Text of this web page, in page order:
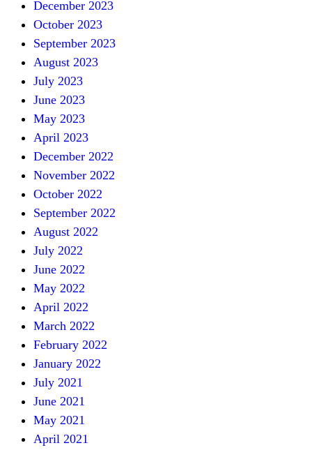
December 2023
October 2023
September 2023
August 2023
July 2023
June 2023
May 2023
April 2023
December 2022
November 2022
October 2022
September 2022
August 2022
July 2022
June 2022
May 2022
April 2022
March 2022
February 2022
January 2022
July 2021
June 2021
May 2021
April 2021